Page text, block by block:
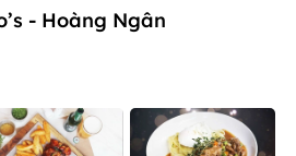
- Hoàng Ngân